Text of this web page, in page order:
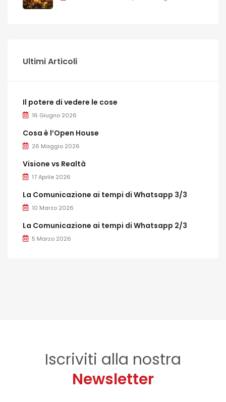
Ultimi Articoli
Il potere di vedere le cose
16 Giugno 2026
Cosa è l’Open House
26 Maggio 2026
Visione vs Realtà
17 Aprile 2026
La Comunicazione ai tempi di Whatsapp 3/3
10 Marzo 2026
La Comunicazione ai tempi di Whatsapp 2/3
5 Marzo 2026
Iscriviti alla nostra
Newsletter